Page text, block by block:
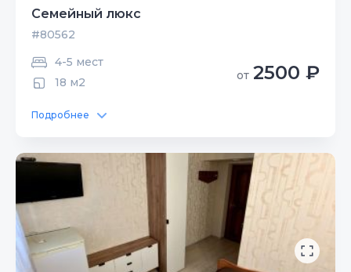
Семейный люкс
#80562
4-5 мест
18 м2
от 2500 ₽
Подробнее